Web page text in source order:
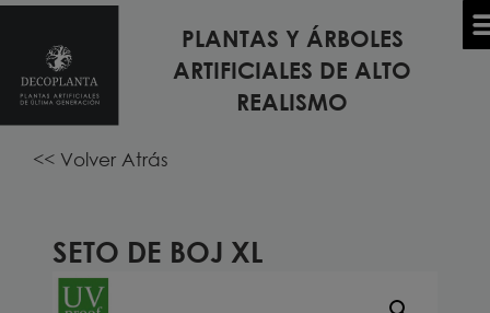
PLANTAS Y ÁRBOLES
ARTIFICIALES DE ALTO
REALISMO
Inicio PLANTAS Y ÁRBOLES ARTIFICIALES /PLANTAS DE
EXTERIOR ARTIFICIALES
/ Seto de Boj XL
<< Volver Atrás
SETO DE BOJ XL